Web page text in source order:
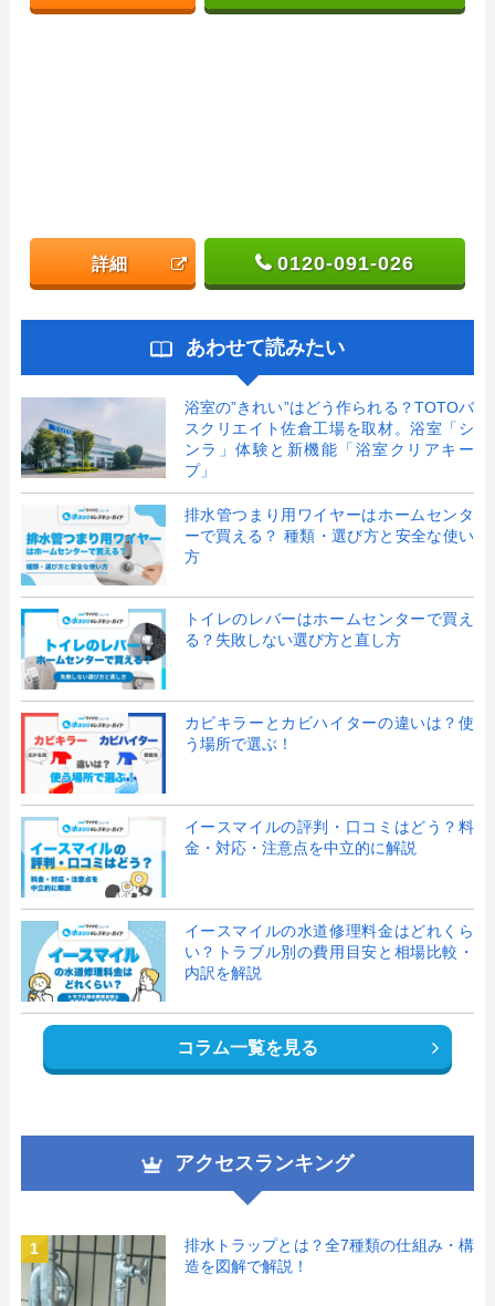
詳細 0120-091-026
あわせて読みたい
浴室の”きれい”はどう作られる？TOTOバ
スクリエイト佐倉工場を取材。浴室「シ
ンラ」体験と新機能「浴室クリアキー
プ」
排水管つまり用ワイヤーはホームセンタ
ーで買える？ 種類・選び方と安全な使い
方
トイレのレバーはホームセンターで買え
る？失敗しない選び方と直し方
カビキラーとカビハイターの違いは？使
う場所で選ぶ！
イースマイルの評判・口コミはどう？料
金・対応・注意点を中立的に解説
イースマイルの水道修理料金はどれくら
い？トラブル別の費用目安と相場比較・
内訳を解説
コラム一覧を見る
アクセスランキング
1
排水トラップとは？全7種類の仕組み・構
造を図解で解説！